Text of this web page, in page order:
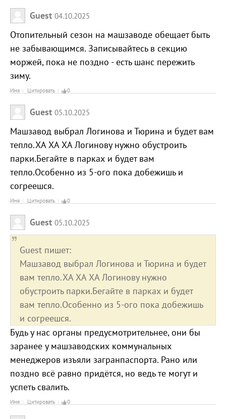
Guest 04.10.2025
Отопительный сезон на машзаводе обещает быть
не забывающимся. Записывайтесь в секцию
моржей, пока не поздно - есть шанс пережить
зиму.
Имя Цитировать 0
Guest 05.10.2025
Машзавод выбрал Логинова и Тюрина и будет вам
тепло.ХА ХА ХА Логинову нужно обустроить
парки.Бегайте в парках и будет вам
тепло.Особенно из 5-ого пока добежишь и
согреешся.
Имя Цитировать 0
Guest 05.10.2025
Guest пишет:
Машзавод выбрал Логинова и Тюрина и будет
вам тепло.ХА ХА ХА Логинову нужно
обустроить парки.Бегайте в парках и будет
вам тепло.Особенно из 5-ого пока добежишь
и согреешся.
Будь у нас органы предусмотрительнее, они бы
заранее у машзаводских коммунальных
менеджеров изъяли загранпаспорта. Рано или
поздно всё равно придётся, но ведь те могут и
успеть свалить.
Имя Цитировать 0